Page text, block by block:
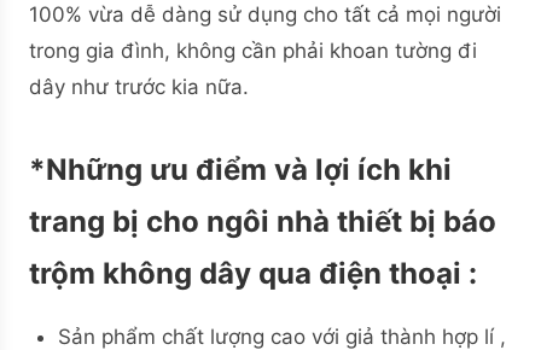
100% vừa dễ dàng sử dụng cho tất cả mọi người
trong gia đình, không cần phải khoan tường đi
dây như trước kia nữa.
*Những ưu điểm và lợi ích khi
trang bị cho ngôi nhà thiết bị báo
trộm không dây qua điện thoại :
Sản phẩm chất lượng cao với giả thành hợp lí ,